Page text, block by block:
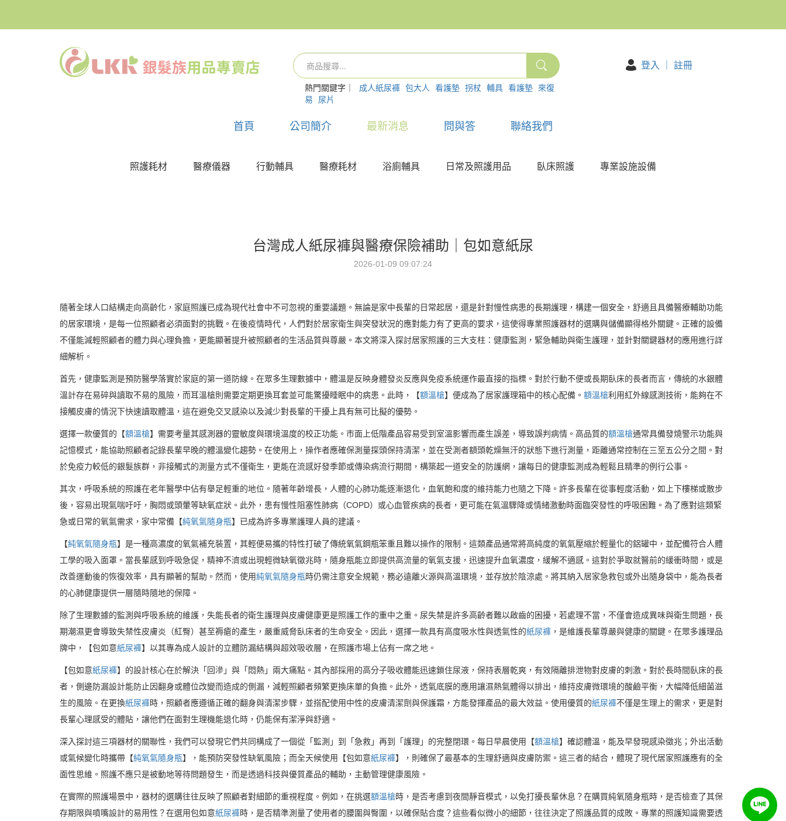
熱門關鍵字｜ 成人紙尿褲 包大人 看護墊 拐杖 輔具 看護墊 來復
易 尿片
登入 ｜ 註冊
首頁 公司簡介 最新消息 問與答 聯絡我們
照護耗材 醫療儀器 行動輔具 醫療耗材 浴廁輔具 日常及照護用品 臥床照護 專業設施設備
台灣成人紙尿褲與醫療保險補助｜包如意紙尿
2026-01-09 09:07:24
隨著全球人口結構走向高齡化，家庭照護已成為現代社會中不可忽視的重要議題。無論是家中長輩的日常起居，還是針對慢性病患的長期護理，構建一個安全，舒適且具備醫療輔助功能
的居家環境，是每一位照顧者必須面對的挑戰。在後疫情時代，人們對於居家衛生與突發狀況的應對能力有了更高的要求，這使得專業照護器材的選購與儲備顯得格外關鍵。正確的設備
不僅能減輕照顧者的體力與心理負擔，更能顯著提升被照顧者的生活品質與尊嚴。本文將深入探討居家照護的三大支柱：健康監測，緊急輔助與衛生護理，並針對關鍵器材的應用進行詳
細解析。
首先，健康監測是預防醫學落實於家庭的第一道防線。在眾多生理數據中，體溫是反映身體發炎反應與免疫系統運作最直接的指標。對於行動不便或長期臥床的長者而言，傳統的水銀體
溫計存在易碎與讀取不易的風險，而耳溫槍則需要定期更換耳套並可能驚擾睡眠中的病患。此時，【額溫槍】便成為了居家護理箱中的核心配備。 額溫槍利用紅外線感測技術，能夠在不
接觸皮膚的情況下快速讀取體溫，這在避免交叉感染以及減少對長輩的干擾上具有無可比擬的優勢。
選擇一款優質的【額溫槍】需要考量其感測器的靈敏度與環境溫度的校正功能。市面上低階產品容易受到室溫影響而產生誤差，導致誤判病情。高品質的額溫槍通常具備發燒警示功能與
記憶模式，能協助照顧者記錄長輩早晚的體溫變化趨勢。在使用上，操作者應確保測量探頭保持清潔，並在受測者額頭乾燥無汗的狀態下進行測量，距離通常控制在三至五公分之間。對
於免疫力較低的銀髮族群，非接觸式的測量方式不僅衛生，更能在流感好發季節或傳染病流行期間，構築起一道安全的防護網，讓每日的健康監測成為輕鬆且精準的例行公事。
其次，呼吸系統的照護在老年醫學中佔有舉足輕重的地位。隨著年齡增長，人體的心肺功能逐漸退化，血氧飽和度的維持能力也隨之下降。許多長輩在從事輕度活動，如上下樓梯或散步
後，容易出現氣喘吁吁，胸悶或頭暈等缺氧症狀。此外，患有慢性阻塞性肺病（COPD）或心血管疾病的長者，更可能在氣溫驟降或情緒激動時面臨突發性的呼吸困難。為了應對這類緊
急或日常的氧氣需求，家中常備【純氧氣隨身瓶】已成為許多專業護理人員的建議。
【純氧氣隨身瓶】是一種高濃度的氧氣補充裝置，其輕便易攜的特性打破了傳統氧氣鋼瓶笨重且難以操作的限制。這類產品通常將高純度的氧氣壓縮於輕量化的鋁罐中，並配備符合人體
工學的吸入面罩。當長輩感到呼吸急促，精神不濟或出現輕微缺氧徵兆時，隨身瓶能立即提供高流量的氧氣支援，迅速提升血氧濃度，緩解不適感。這對於爭取就醫前的緩衝時間，或是
改善運動後的恢復效率，具有顯著的幫助。然而，使用純氧氣隨身瓶時仍需注意安全規範，務必遠離火源與高溫環境，並存放於陰涼處。將其納入居家急救包或外出隨身袋中，能為長者
的心肺健康提供一層隨時隨地的保障。
除了生理數據的監測與呼吸系統的維護，失能長者的衛生護理與皮膚健康更是照護工作的重中之重。尿失禁是許多高齡者難以啟齒的困擾，若處理不當，不僅會造成異味與衛生問題，長
期潮濕更會導致失禁性皮膚炎（紅臀）甚至褥瘡的產生，嚴重威脅臥床者的生命安全。因此，選擇一款具有高度吸水性與透氣性的紙尿褲 ，是維護長輩尊嚴與健康的關鍵。在眾多護理品
牌中，【包如意紙尿褲】以其專為成人設計的立體防漏結構與超效吸收層，在照護市場上佔有一席之地。
【包如意紙尿褲】的設計核心在於解決「回滲」與「悶熱」兩大痛點。其內部採用的高分子吸收體能迅速鎖住尿液，保持表層乾爽，有效隔離排泄物對皮膚的刺激。對於長時間臥床的長
者，側邊防漏設計能防止因翻身或體位改變而造成的側漏，減輕照顧者頻繁更換床單的負擔。此外，透氣底膜的應用讓濕熱氣體得以排出，維持皮膚微環境的酸鹼平衡，大幅降低細菌滋
生的風險。在更換紙尿褲時，照顧者應遵循正確的翻身與清潔步驟，並搭配使用中性的皮膚清潔劑與保護霜，方能發揮產品的最大效益。使用優質的紙尿褲不僅是生理上的需求，更是對
長輩心理感受的體貼，讓他們在面對生理機能退化時，仍能保有潔淨與舒適。
深入探討這三項器材的關聯性，我們可以發現它們共同構成了一個從「監測」到「急救」再到「護理」的完整閉環。每日早晨使用【額溫槍】確認體溫，能及早發現感染徵兆；外出活動
或氣候變化時攜帶【純氧氣隨身瓶】，能預防突發性缺氧風險；而全天候使用【包如意紙尿褲】，則確保了最基本的生理舒適與皮膚防禦。這三者的結合，體現了現代居家照護應有的全
面性思維。照護不應只是被動地等待問題發生，而是透過科技與優質產品的輔助，主動管理健康風險。
在實際的照護場景中，器材的選購往往反映了照顧者對細節的重視程度。例如，在挑選額溫槍時，是否考慮到夜間靜音模式，以免打擾長輩休息？在購買純氧隨身瓶時，是否檢查了其保
存期限與噴嘴設計的易用性？在選用包如意紙尿褲時，是否精準測量了使用者的腰圍與臀圍，以確保貼合度？這些看似微小的細節，往往決定了照護品質的成敗。專業的照護知識需要透